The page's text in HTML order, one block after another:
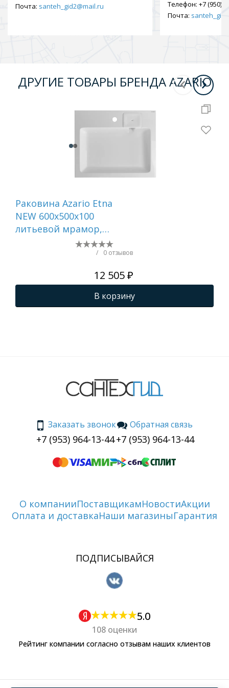
Почта: santeh_gid2@mail.ru Телефон: +7 (950)
Почта:
ДРУГИЕ ТОВАРЫ БРЕНДА AZARIO
Раковина Azario Etna
NEW 600х500х100
литьевой мрамор,
сифон в комплекте,
белая () CS00086607/ 0 отзывов
12 505 ₽
В корзину
Заказать звонок
+7 (953) 964-13-44
Обратная связь
+7 (953) 964-13-44
О компанииПоставщикамНовостиАкции
Оплата и доставкаНаши магазиныГарантия
ПОДПИСЫВАЙСЯ
5.0
108 оценки
Рейтинг компании согласно отзывам наших клиентов